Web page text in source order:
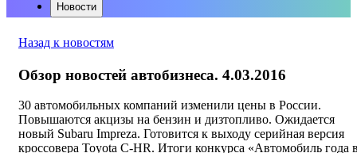
Новости
Назад к новостям
Обзор новостей автобизнеса. 4.03.2016
30 автомобильных компаний изменили цены в России.
Повышаются акцизы на бензин и дизтопливо. Ожидается
новый Subaru Impreza. Готовится к выходу серийная версия
кроссовера Toyota C-HR. Итоги конкурса «Автомобиль года